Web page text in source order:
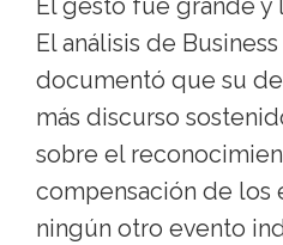
El gesto fue grande y
El análisis de
documentó que su
más discurso
sobre el
compensación de los
ningún otro evento